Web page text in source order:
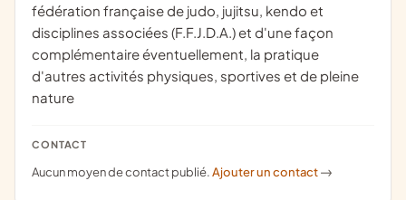
fédération française de judo, jujitsu, kendo et
disciplines associées (F.F.J.D.A.) et d'une façon
complémentaire éventuellement, la pratique
d'autres activités physiques, sportives et de pleine
nature
CONTACT
Aucun moyen de contact publié.Ajouter un contact ->